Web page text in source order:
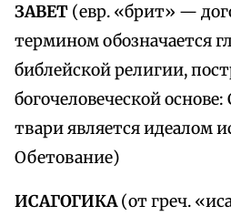
ЗАВЕТ (евр. «брит» —
термином обозначается
библейской религии,
богочеловеческой
твари является идеалом
Обетование)
ИСАГОГИКА(от греч.